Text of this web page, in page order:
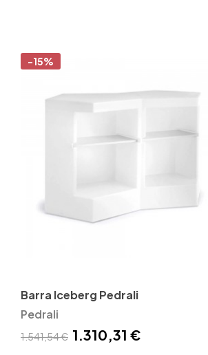
-15%
Barra Iceberg Pedrali
Pedrali
1.541,54 € 1.310,31 €